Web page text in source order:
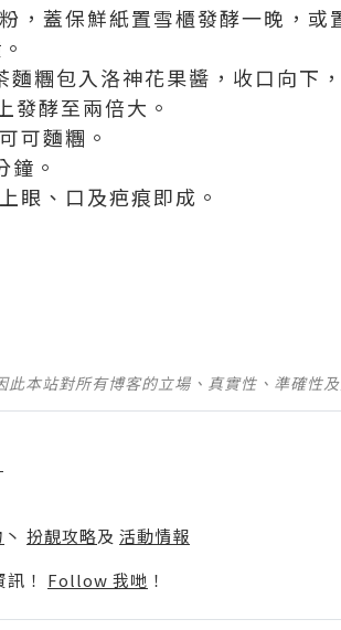
，蓋保鮮紙置雪櫃發酵一晚，或
糰包入洛神花果醬，收口向下
發酵至兩倍大。
可麵糰。
。
眼、口及疤痕即成。
本站對所有博客的立場、真實性、準確性
丶 扮靚攻略及 活動情報
！ Follow 我哋 ！